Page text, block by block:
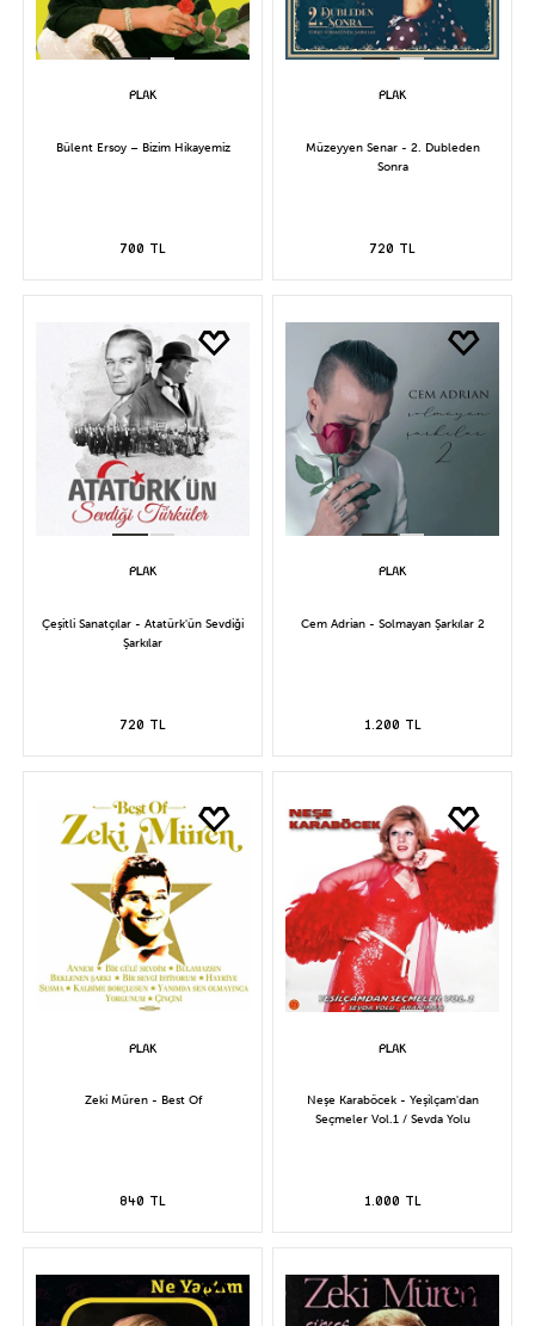
Bülent Ersoy – Bizim Hikayemiz
700 TL
Müzeyyen Senar - 2. Dubleden
Sonra
720 TL
Çeşitli Sanatçılar - Atatürk'ün Sevdiği
Şarkılar
720 TL
Cem Adrian - Solmayan Şarkılar 2
1.200 TL
Zeki Müren - Best Of
840 TL
Neşe Karaböcek - Yeşilçam'dan
Seçmeler Vol.1 / Sevda Yolu
1.000 TL